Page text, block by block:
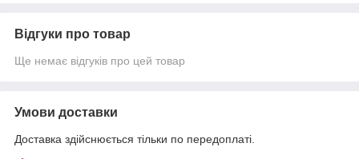
Відгуки про товар
Ще немає відгуків про цей товар
Умови доставки
Доставка здійснюється тільки по передоплаті.